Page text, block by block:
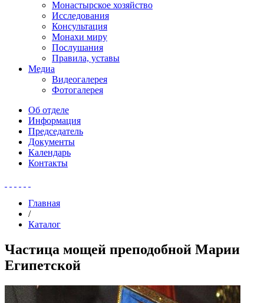
Монастырское хозяйство
Исследования
Консультация
Монахи миру
Послушания
Правила, уставы
Медиа
Видеогалерея
Фотогалерея
Об отделе
Информация
Председатель
Документы
Календарь
Контакты
Главная
/
Каталог
Частица мощей преподобной Марии
Египетской